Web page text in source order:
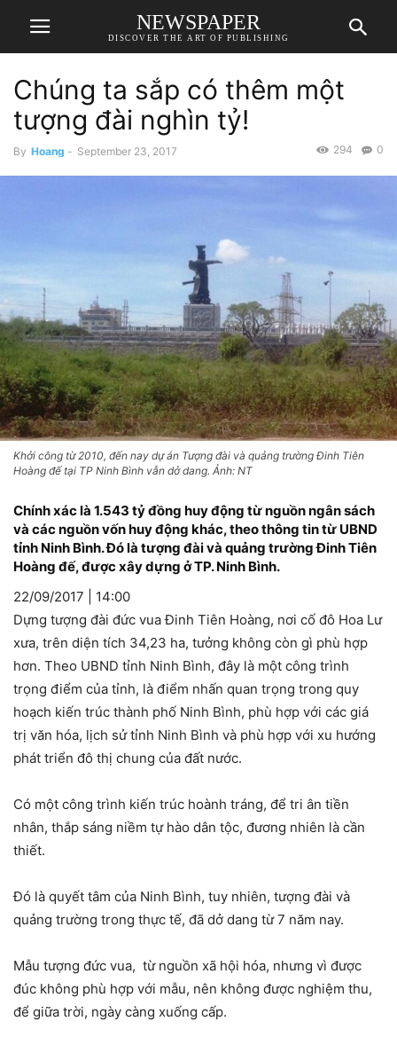
NEWSPAPER
DISCOVER THE ART OF PUBLISHING
Chúng ta sắp có thêm một
tượng đài nghìn tỷ!
By Hoang - September 23, 2017 0
294
Khởi công từ 2010, đến nay dự án Tượng đài và quảng trường Đinh Tiên
Hoàng đế tại TP Ninh Bình vẫn dở dang. Ảnh: NT
Chính xác là 1.543 tỷ đồng huy động từ nguồn ngân sách
và các nguồn vốn huy động khác, theo thông tin từ UBND
tỉnh Ninh Bình. Đó là tượng đài và quảng trường Đinh Tiên
Hoàng đế, được xây dựng ở TP. Ninh Bình.
22/09/2017 | 14:00
Dựng tượng đài đức vua Đinh Tiên Hoàng, nơi cố đô Hoa Lư
xưa, trên diện tích 34,23 ha, tưởng không còn gì phù hợp
hơn. Theo UBND tỉnh Ninh Bình, đây là một công trình
trọng điểm của tỉnh, là điểm nhấn quan trọng trong quy
hoạch kiến trúc thành phố Ninh Bình, phù hợp với các giá
trị văn hóa, lịch sử tỉnh Ninh Bình và phù hợp với xu hướng
phát triển đô thị chung của đất nước.
Có một công trình kiến trúc hoành tráng, để tri ân tiền
nhân, thắp sáng niềm tự hào dân tộc, đương nhiên là cần
thiết.
Đó là quyết tâm của Ninh Bình, tuy nhiên, tượng đài và
quảng trường trong thực tế, đã dở dang từ 7 năm nay.
Mẫu tượng đức vua, từ nguồn xã hội hóa, nhưng vì được
đúc không phù hợp với mẫu, nên không được nghiệm thu,
để giữa trời, ngày càng xuống cấp.